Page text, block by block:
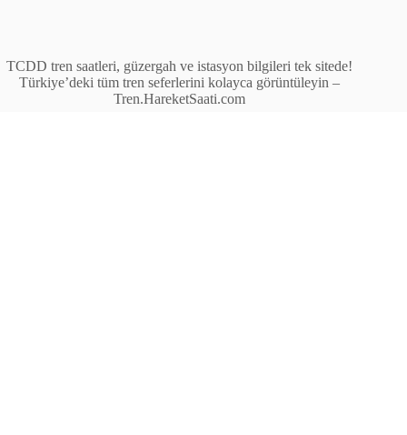
TCDD tren saatleri, güzergah ve istasyon bilgileri tek sitede!
Türkiye’deki tüm tren seferlerini kolayca görüntüleyin –
Tren.HareketSaati.com